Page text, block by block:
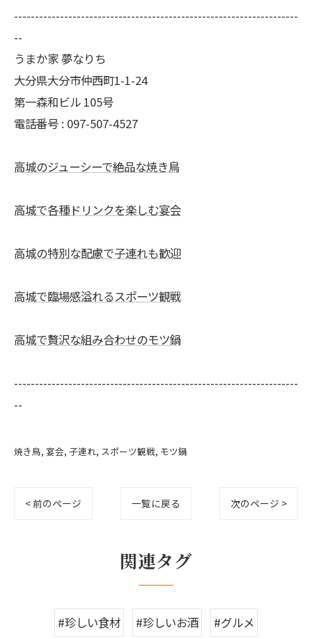
--------------------------------------------------------------------
--
うまか家 夢なりち
大分県大分市仲西町1-1-24
第一森和ビル 105号
電話番号 : 097-507-4527
高城のジューシーで絶品な焼き鳥
高城で各種ドリンクを楽しむ宴会
高城の特別な配慮で子連れも歓迎
高城で臨場感溢れるスポーツ観戦
高城で贅沢な組み合わせのモツ鍋
--------------------------------------------------------------------
--
焼き鳥 宴会 子連れ スポーツ観戦 モツ鍋
< 前のページ 一覧に戻る 次のページ >
関連タグ
#珍しい食材 #珍しいお酒
#グルメ